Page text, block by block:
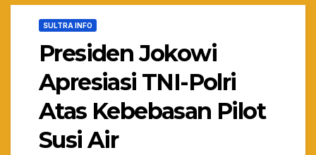
SULTRA INFO
Presiden Jokowi
Apresiasi TNI-Polri
Atas Kebebasan Pilot
Susi Air